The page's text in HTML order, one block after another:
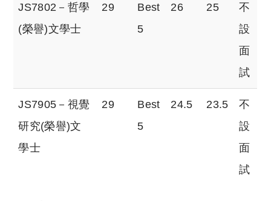
JS7802－哲學
(榮譽)文學士
29
Best
5
26 25
不
設
面
試
JS7905－視覺
研究(榮譽)文
學士
29
Best
5
24.5 23.5
不
設
面
試